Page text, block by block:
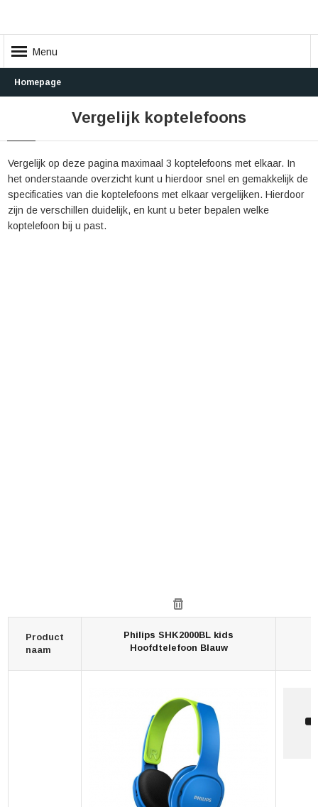
Menu
Homepage
Vergelijk koptelefoons
Vergelijk op deze pagina maximaal 3 koptelefoons met elkaar. In
het onderstaande overzicht kunt u hierdoor snel en gemakkelijk de
specificaties van die koptelefoons met elkaar vergelijken. Hierdoor
zijn de verschillen duidelijk, en kunt u beter bepalen welke
koptelefoon bij u past.
Product
naam
Philips SHK2000BL kids
Hoofdtelefoon Blauw